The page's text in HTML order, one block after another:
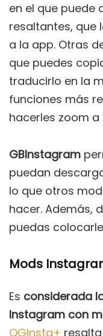
en el que puede
resaltantes, que
a la app. Otras
que puedes
traducirlo en la
funciones más
hacerles zoom a
GBInstagram
puedan
lo que otros
hacer. Además,
puedas
Mods
Es considerada
Instagram con
OGInsta+